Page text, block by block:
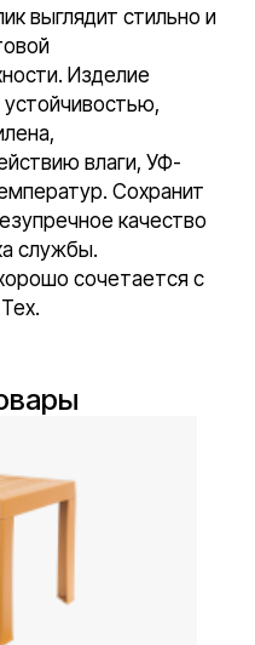
выглядит стильно и
Изделие
влаги, УФ-
Сохранит
качество
службы.
сочетается с